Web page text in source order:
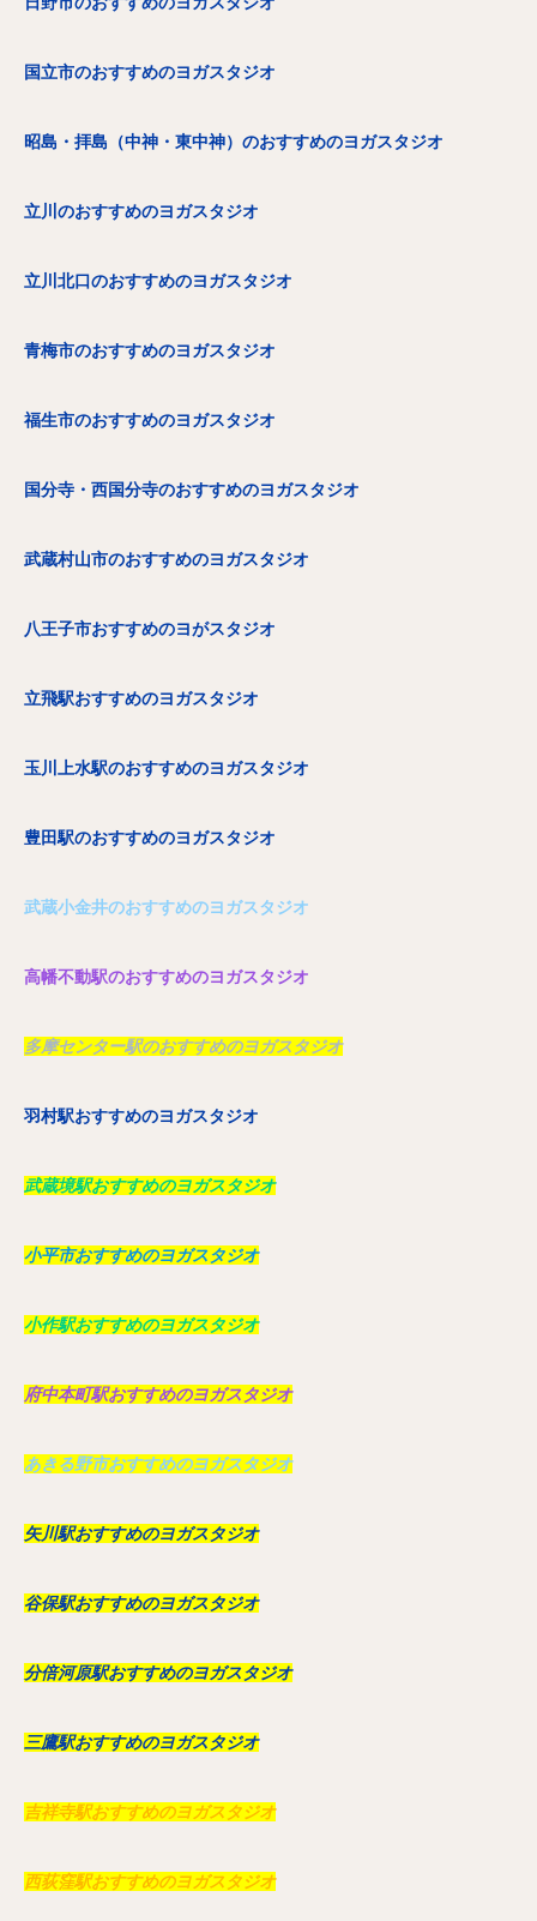
国立市のおすすめのヨガスタジオ
昭島・拝島（中神・東中神）のおすすめのヨガスタジオ
立川のおすすめのヨガスタジオ
立川北口のおすすめのヨガスタジオ
青梅市のおすすめのヨガスタジオ
福生市のおすすめのヨガスタジオ
国分寺・西国分寺のおすすめのヨガスタジオ
武蔵村山市のおすすめのヨガスタジオ
八王子市おすすめのヨがスタジオ
立飛駅おすすめのヨガスタジオ
玉川上水駅のおすすめのヨガスタジオ
豊田駅のおすすめのヨガスタジオ
武蔵小金井のおすすめのヨガスタジオ
高幡不動駅のおすすめのヨガスタジオ
多摩センター駅のおすすめのヨガスタジオ
羽村駅おすすめのヨガスタジオ
武蔵境駅おすすめのヨガスタジオ
小平市おすすめのヨガスタジオ
小作駅おすすめのヨガスタジオ
府中本町駅おすすめのヨガスタジオ
あきる野市おすすめのヨガスタジオ
矢川駅おすすめのヨガスタジオ
谷保駅おすすめのヨガスタジオ
分倍河原駅おすすめのヨガスタジオ
三鷹駅おすすめのヨガスタジオ
吉祥寺駅おすすめのヨガスタジオ
西荻窪駅おすすめのヨガスタジオ